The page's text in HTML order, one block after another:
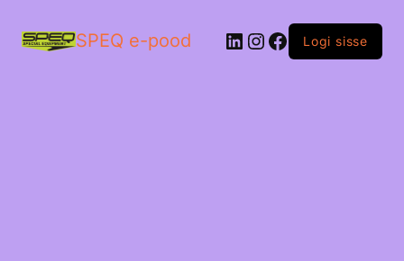
SPEQ e-pood LinkedIn
Instagram
Facebook
Logi sisse